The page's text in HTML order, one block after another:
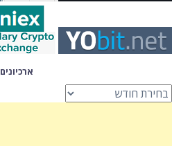
ארכיונים
ארכיונים